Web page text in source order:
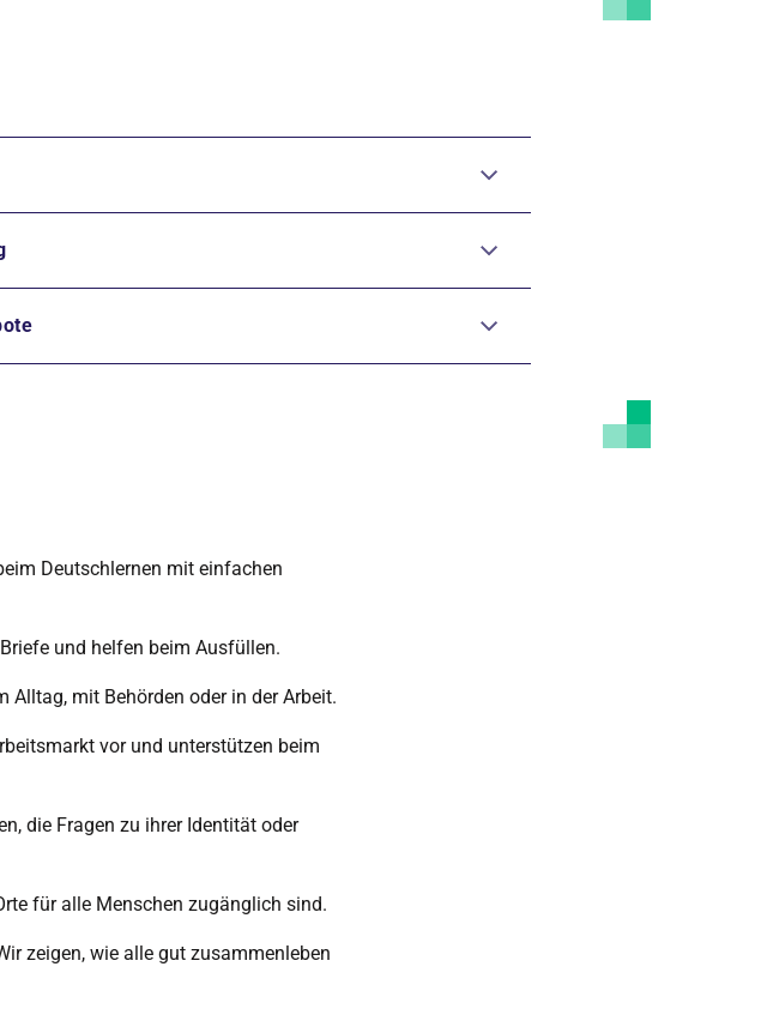
Deutschlernen mit einfachen
und helfen beim Ausfüllen.
Alltag, mit Behörden oder in der Arbeit.
vor und unterstützen beim
die Fragen zu ihrer Identität oder
für alle Menschen zugänglich sind.
zeigen, wie alle gut zusammenleben